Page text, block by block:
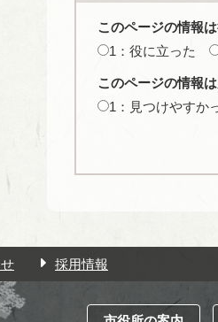
このページの情報
1：役に立った
このページの情報
1：見つけやすか
採用情報